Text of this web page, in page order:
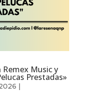
Music y
Prestadas»
|